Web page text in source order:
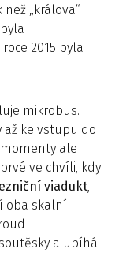
„králova“.
2015 byla
mikrobus.
až ke vstupu do
ale
ve chvíli, kdy
viadukt,
oba skalní
a ubíhá